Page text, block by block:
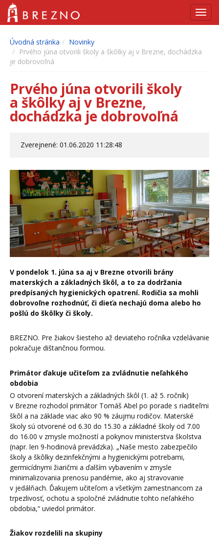
Úvodná stránka
Novinky
Prvého júna otvorili školy a škôlky aj v Brezne, dochádzka
je dobrovoľná
Prvého júna otvorili školy
a škôlky aj v Brezne,
dochádzka je dobrovoľná
Zverejnené: 01.06.2020 11:28:48
V pondelok 1. júna sa aj v Brezne otvorili brány
materských a základných škôl, a to za dodržania
predpísaných hygienických opatrení. Rodičia sa mohli
dobrovoľne rozhodnúť, či dieťa nechajú doma alebo ho
pošlú do škôlky či školy.
BREZNO. Pre žiakov šiesteho až deviateho ročníka vzdelávanie
pokračuje dištančnou formou.
Primátor ďakuje učiteľom za zvládnutie neľahkého
obdobia
O otvorení materských a základných škôl (1. až 5. ročník)
v Brezne rozhodol primátor Tomáš Abel po porade s riaditeľmi
škôl a na základe viac ako 90 % záujmu rodičov. Materské
školy sú otvorené od 6.30 do 15.30 a základné školy od 7.00
do 16.00 v zmysle možností a pokynov ministerstva školstva
(napr. len 9-hodinová prevádzka). „Naše mesto zabezpečilo
školy a škôlky dezinfekčnými a hygienickými potrebami,
germicídnymi žiaričmi a ďalším vybavením v zmysle
minimalizovania prenosu pandémie, ako aj stravovanie
v jedálňach. Ďakujem učiteľom a všetkým zamestnancom za
trpezlivosť, ochotu a spoločné zvládnutie tohto neľahkého
obdobia,“ uviedol primátor.
Žiakov rozdelili na skupiny